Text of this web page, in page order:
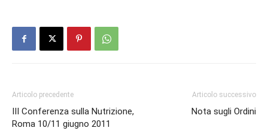
Articolo precedente
III Conferenza sulla Nutrizione,
Roma 10/11 giugno 2011
Articolo successivo
Nota sugli Ordini